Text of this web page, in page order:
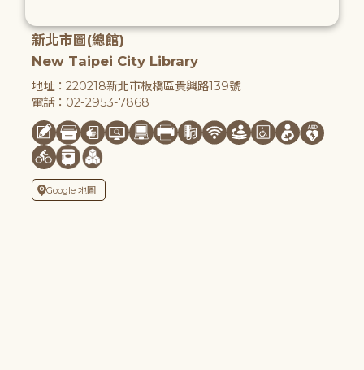
新北市圖(總館)
New Taipei City Library
地址：220218新北市板橋區貴興路139號
電話：02-2953-7868
Google 地圖